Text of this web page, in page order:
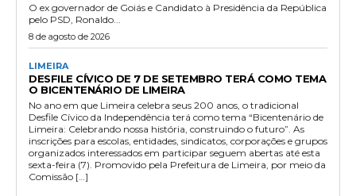
O ex governador de Goiás e Candidato à Presidência da República
pelo PSD, Ronaldo...
8 de agosto de 2026
LIMEIRA
DESFILE CÍVICO DE 7 DE SETEMBRO TERÁ COMO TEMA
O BICENTENÁRIO DE LIMEIRA
No ano em que Limeira celebra seus 200 anos, o tradicional
Desfile Cívico da Independência terá como tema “Bicentenário de
Limeira: Celebrando nossa história, construindo o futuro”. As
inscrições para escolas, entidades, sindicatos, corporações e grupos
organizados interessados em participar seguem abertas até esta
sexta-feira (7). Promovido pela Prefeitura de Limeira, por meio da
Comissão […]